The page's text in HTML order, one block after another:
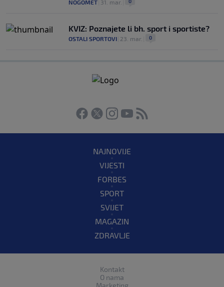
NOGOMET 31. mar.
KVIZ: Poznajete li bh. sport i sportiste?
OSTALI SPORTOVI 23. mar. 0
NAJNOVIJE
VIJESTI
FORBES
SPORT
SVIJET
MAGAZIN
ZDRAVLJE
Kontakt
O nama